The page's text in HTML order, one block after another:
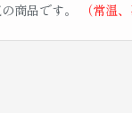
商品です。
（常温